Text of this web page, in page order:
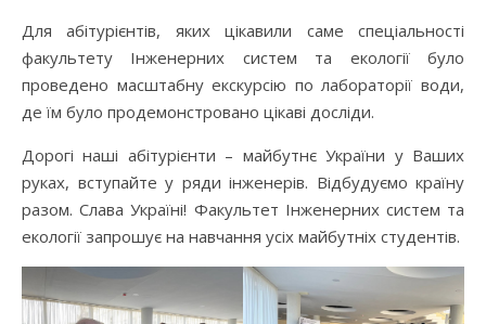
Для абітурієнтів, яких цікавили саме спеціальності
факультету Інженерних систем та екології було
проведено масштабну екскурсію по лабораторії води,
де їм було продемонстровано цікаві досліди.
Дорогі наші абітурієнти – майбутнє України у Ваших
руках, вступайте у ряди інженерів. Відбудуємо країну
разом. Слава Україні! Факультет Інженерних систем та
екології запрошує на навчання усіх майбутніх студентів.